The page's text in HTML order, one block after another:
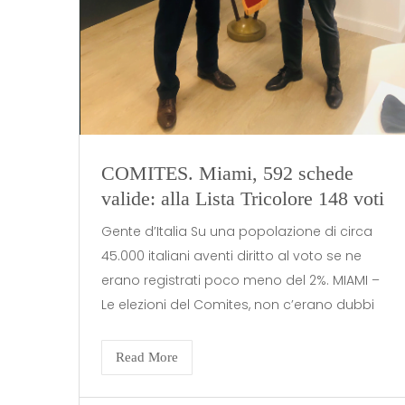
COMITES. Miami, 592 schede
valide: alla Lista Tricolore 148 voti
Gente d’Italia Su una popolazione di circa
45.000 italiani aventi diritto al voto se ne
erano registrati poco meno del 2%. MIAMI –
Le elezioni del Comites, non c’erano dubbi
Read More